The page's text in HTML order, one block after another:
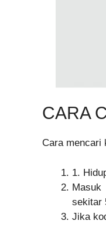
CARA
Cara mencari
1.
Masuk
sekitar
Jika